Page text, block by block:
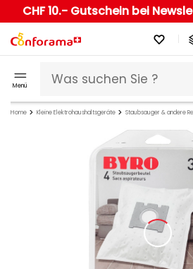
CHF 10.- Gutschein bei
Menü
Home Kleine Elektrohaushaltsgeräte Staubsauger & andere